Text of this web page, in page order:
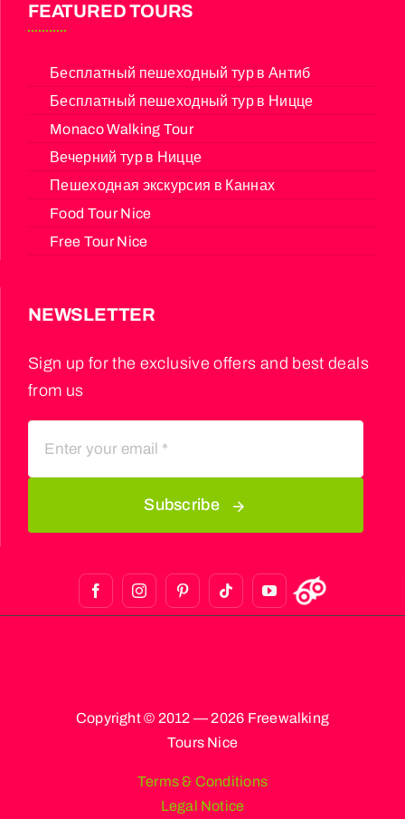
FEATURED TOURS
Бесплатный пешеходный тур в Антиб
Бесплатный пешеходный тур в Ницце
Monaco Walking Tour
Вечерний тур в Ницце
Пешеходная экскурсия в Каннах
Food Tour Nice
Free Tour Nice
NEWSLETTER
Sign up for the exclusive offers and best deals
from us
Subscribe
Copyright © 2012 — 2026 Freewalking
Tours Nice
Terms & Conditions
Legal Notice